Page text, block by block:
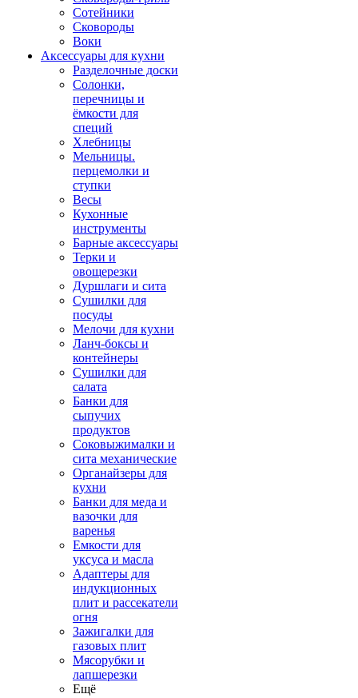
Сотейники
Сковороды
Воки
Аксессуары для кухни
Разделочные доски
Солонки,
перечницы и
ёмкости для
специй
Хлебницы
Мельницы.
перцемолки и
ступки
Весы
Кухонные
инструменты
Барные аксессуары
Терки и
овощерезки
Дуршлаги и сита
Сушилки для
посуды
Мелочи для кухни
Ланч-боксы и
контейнеры
Сушилки для
салата
Банки для
сыпучих
продуктов
Соковыжималки и
сита механические
Органайзеры для
кухни
Банки для меда и
вазочки для
варенья
Емкости для
уксуса и масла
Адаптеры для
индукционных
плит и рассекатели
огня
Зажигалки для
газовых плит
Мясорубки и
лапшерезки
Ещё